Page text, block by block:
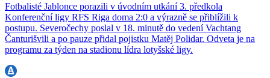
Fotbalisté Jablonce porazili v úvodním utkání 3. předkola
Konferenční ligy RFS Riga doma 2:0 a výrazně se přiblížili k
postupu. Severočechy poslal v 18. minutě do vedení Vachtang
Čanturišvili a po pauze přidal pojistku Matěj Polidar. Odveta je na
programu za týden na stadionu lídra lotyšské ligy.